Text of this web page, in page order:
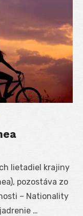
lietadiel krajiny
pozostáva zo
– Nationality
…